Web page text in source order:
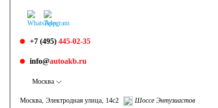
+7 (495) 445-02-35
info@autoakb.ru
Москва
Москва, Электродная улица, 14с2 Шоссе Энтузиастов